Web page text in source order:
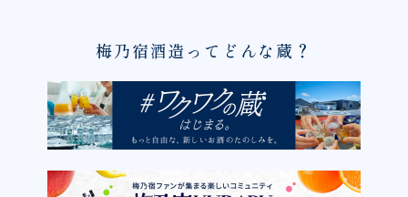
梅乃宿酒造ってどんな蔵？